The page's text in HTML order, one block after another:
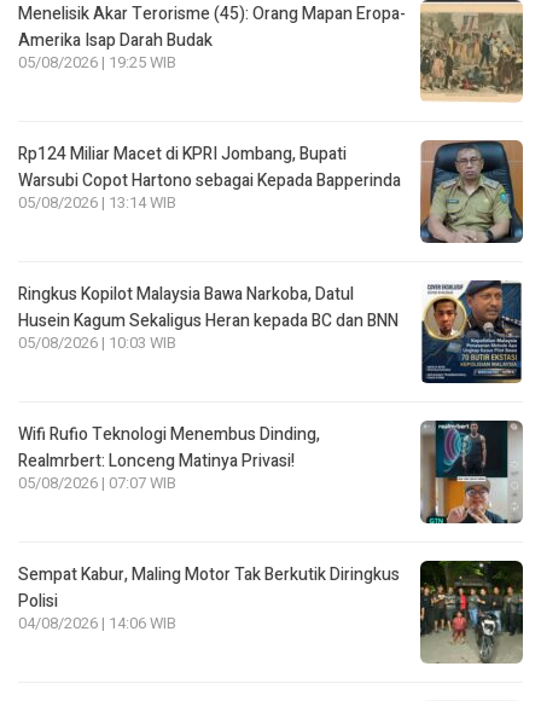
Menelisik Akar Terorisme (45): Orang Mapan Eropa-
Amerika Isap Darah Budak
05/08/2026 | 19:25 WIB
Rp124 Miliar Macet di KPRI Jombang, Bupati
Warsubi Copot Hartono sebagai Kepada Bapperinda
05/08/2026 | 13:14 WIB
Ringkus Kopilot Malaysia Bawa Narkoba, Datul
Husein Kagum Sekaligus Heran kepada BC dan BNN
05/08/2026 | 10:03 WIB
Wifi Rufio Teknologi Menembus Dinding,
Realmrbert: Lonceng Matinya Privasi!
05/08/2026 | 07:07 WIB
Sempat Kabur, Maling Motor Tak Berkutik Diringkus
Polisi
04/08/2026 | 14:06 WIB